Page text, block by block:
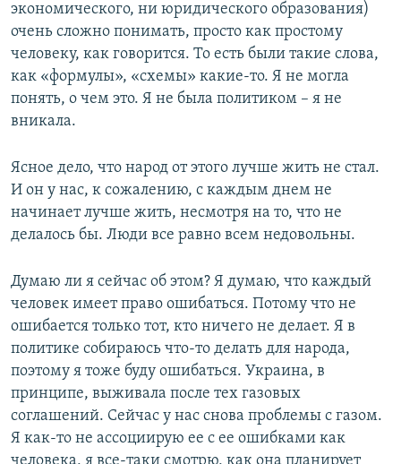
экономического, ни юридического образования)
очень сложно понимать, просто как простому
человеку, как говорится. То есть были такие слова,
как «формулы», «схемы» какие-то. Я не могла
понять, о чем это. Я не была политиком – я не
вникала.
Ясное дело, что народ от этого лучше жить не стал.
И он у нас, к сожалению, с каждым днем не
начинает лучше жить, несмотря на то, что не
делалось бы. Люди все равно всем недовольны.
Думаю ли я сейчас об этом? Я думаю, что каждый
человек имеет право ошибаться. Потому что не
ошибается только тот, кто ничего не делает. Я в
политике собираюсь что-то делать для народа,
поэтому я тоже буду ошибаться. Украина, в
принципе, выживала после тех газовых
соглашений. Сейчас у нас снова проблемы с газом.
Я как-то не ассоциирую ее с ее ошибками как